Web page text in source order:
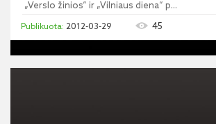
„Verslo žinios“ ir „Vilniaus diena“ p...
2012-03-29 45